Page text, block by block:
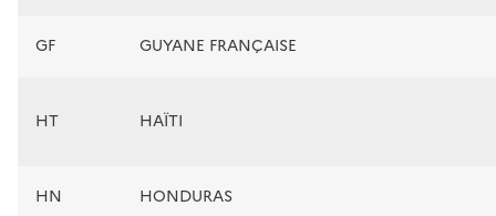
GF GUYANE FRANÇAISE
HT HAÏTI
HN HONDURAS